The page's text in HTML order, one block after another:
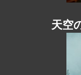
天空